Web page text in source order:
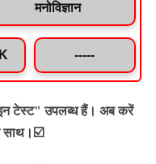
मनोविज्ञान
-----
टेस्ट" उपलब्ध हैं। अब करें
साथ।☑️